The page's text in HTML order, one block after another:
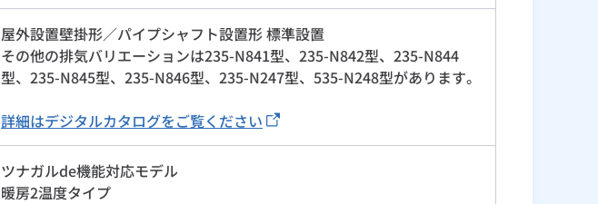
屋外設置壁掛形／パイプシャフト設置形 標準設置
その他の排気バリエーションは235-N841型、235-N842型、235-N844
型、235-N845型、235-N846型、235-N247型、535-N248型があります。
詳細はデジタルカタログをご覧ください
ツナガルde機能対応モデル
暖房2温度タイプ